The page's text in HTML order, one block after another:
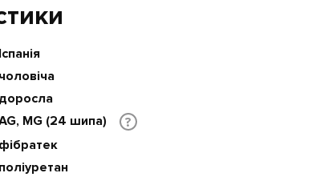
Іспанія
чоловіча
доросла
MG (24 шипа)
?
фібратек
поліуретан